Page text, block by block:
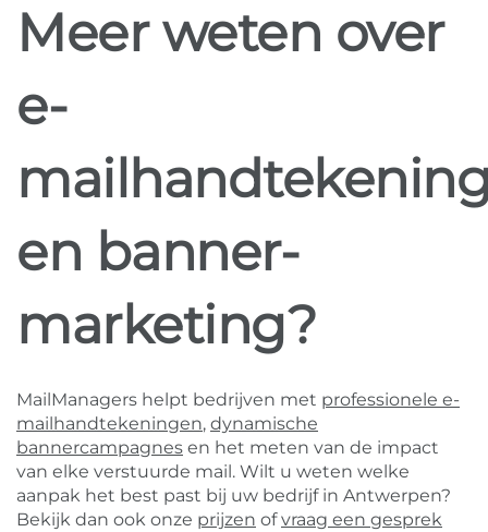
Meer weten over
e-
en banner-
marketing?
MailManagers helpt bedrijven met professionele e-
mailhandtekeningen, dynamische
bannercampagnes en het meten van de impact
van elke verstuurde mail. Wilt u weten welke
aanpak het best past bij uw bedrijf in Antwerpen?
Bekijk dan ook onze prijzen ofvraag een gesprek